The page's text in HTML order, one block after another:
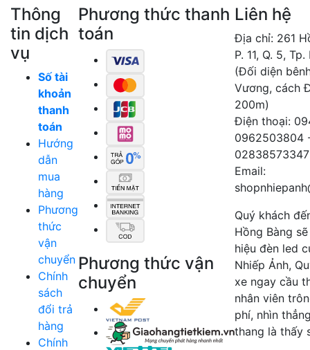
Thông
tin dịch
vụ
Số tài
khoản
thanh
toán
Hướng
dẫn
mua
hàng
Phương
thức
vận
chuyển
Chính
sách
đổi trả
hàng
Chính
Phương thức thanh
toán
Phương thức vận
chuyển
Liên hệ
Địa chỉ: 261
P. 11, Q. 5,
(Đối diện
Vương, cách
200m)
Điện thoại:
0962503804
02838573347
Email:
Quý khách
Hồng Bàng
hiệu đèn led
Nhiếp Ảnh,
xe ngay cầu
nhân viên
phí, nhìn
thang là thấy